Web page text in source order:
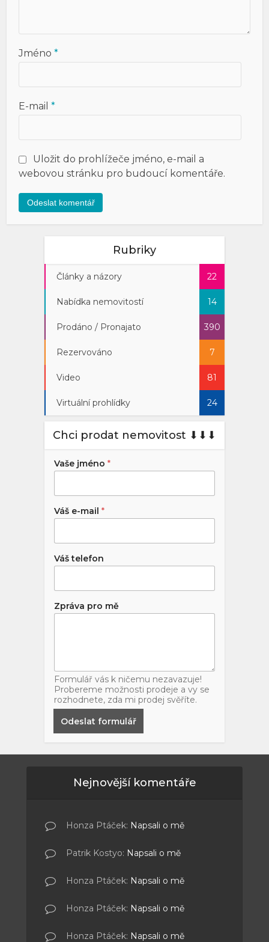
Jméno*
E-mail*
Uložit do prohlížeče jméno, e-mail a
webovou stránku pro budoucí komentáře.
Rubriky
Články a názory 22
Nabídka nemovitostí 14
Prodáno / Pronajato 390
Rezervováno 7
Video 81
Virtuální prohlídky 24
Chci prodat nemovitost ⬇︎⬇︎⬇︎
Vaše jméno *
Váš e-mail *
Váš telefon
Zpráva pro mě
Formulář vás k ničemu nezavazuje!
Probereme možnosti prodeje a vy se
rozhodnete, zda mi prodej svěříte.
Odeslat formulář
Nejnovější komentáře
Honza Ptáček: Napsali o mě
Patrik Kostyo: Napsali o mě
Honza Ptáček: Napsali o mě
Honza Ptáček: Napsali o mě
Honza Ptáček: Napsali o mě